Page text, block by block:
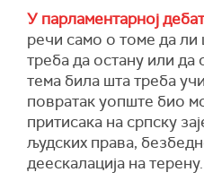
У парламентарној
речи само о томе да ли
треба да остану или да
тема била шта треба
повратак уопште био
притисака на српску
људских права,
деескалација на терену.